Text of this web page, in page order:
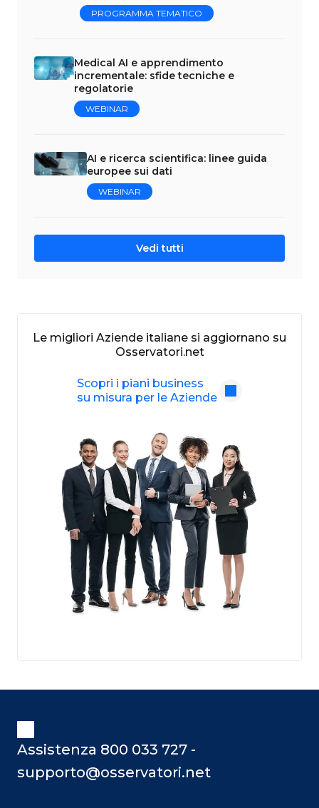
PROGRAMMA TEMATICO
Medical AI e apprendimento
incrementale: sfide tecniche e
regolatorie
WEBINAR
AI e ricerca scientifica: linee guida
europee sui dati
WEBINAR
Vedi tutti
Le migliori Aziende italiane si aggiornano su
Osservatori.net
Scopri i piani business
su misura per le Aziende
Assistenza 800 033 727 -
supporto@osservatori.net